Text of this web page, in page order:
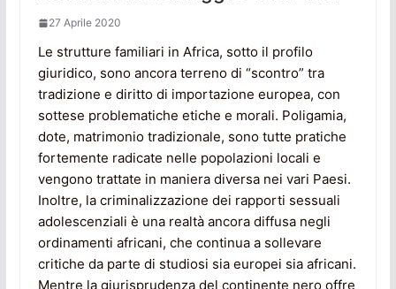
27 Aprile 2020
Le strutture familiari in Africa, sotto il profilo
giuridico, sono ancora terreno di “scontro” tra
tradizione e diritto di importazione europea, con
sottese problematiche etiche e morali. Poligamia,
dote, matrimonio tradizionale, sono tutte pratiche
fortemente radicate nelle popolazioni locali e
vengono trattate in maniera diversa nei vari Paesi.
Inoltre, la criminalizzazione dei rapporti sessuali
adolescenziali è una realtà ancora diffusa negli
ordinamenti africani, che continua a sollevare
critiche da parte di studiosi sia europei sia africani.
Mentre la giurisprudenza del continente nero offre